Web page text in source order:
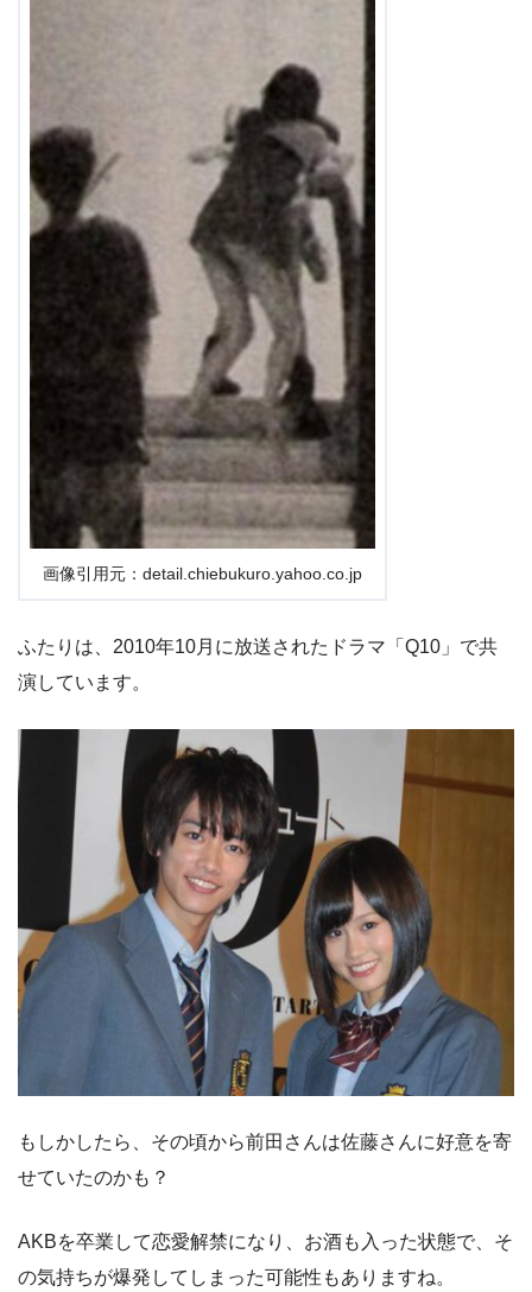
画像引用元：detail.chiebukuro.yahoo.co.jp
ふたりは、2010年10月に放送されたドラマ「Q10」で共
演しています。
もしかしたら、その頃から前田さんは佐藤さんに好意を寄
せていたのかも？
AKBを卒業して恋愛解禁になり、お酒も入った状態で、そ
の気持ちが爆発してしまった可能性もありますね。